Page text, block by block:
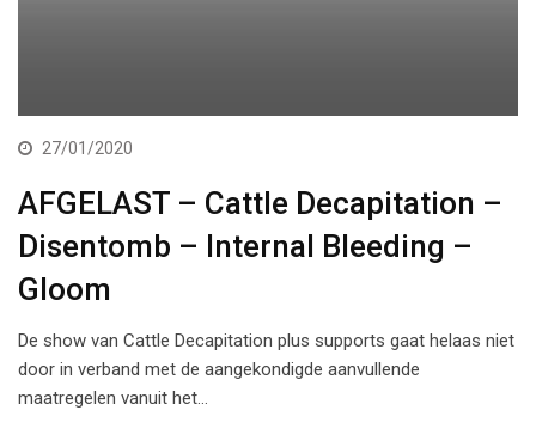
27/01/2020
AFGELAST – Cattle Decapitation –
Disentomb – Internal Bleeding –
Gloom
De show van Cattle Decapitation plus supports gaat helaas niet
door in verband met de aangekondigde aanvullende
maatregelen vanuit het…